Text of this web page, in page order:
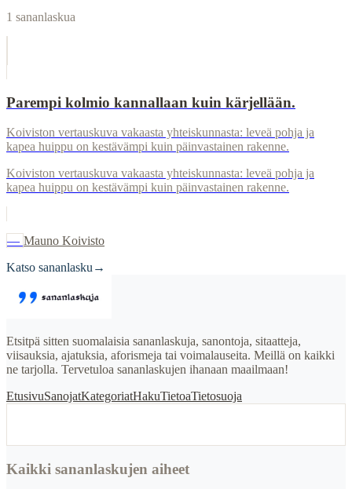
1 sananlaskua
Parempi kolmio kannallaan kuin kärjellään.
Koiviston vertauskuva vakaasta yhteiskunnasta: leveä pohja ja
kapea huippu on kestävämpi kuin päinvastainen rakenne.
Koiviston vertauskuva vakaasta yhteiskunnasta: leveä pohja ja
kapea huippu on kestävämpi kuin päinvastainen rakenne.
— Mauno Koivisto
Katso sananlasku →
Etsitpä sitten suomalaisia sananlaskuja, sanontoja, sitaatteja,
viisauksia, ajatuksia, aforismeja tai voimalauseita. Meillä on kaikki
ne tarjolla. Tervetuloa sananlaskujen ihanaan maailmaan!
EtusivuSanojatKategoriatHakuTietoaTietosuoja
Kaikki sananlaskujen aiheet